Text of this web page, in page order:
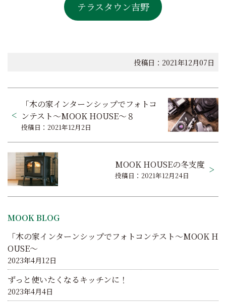
テラスタウン吉野
投稿日：2021年12月07日
稿
ナ
ビ
ゲ
ー
シ
ョ
ン
「木の家インターンシップでフォトコ
ンテスト～MOOK HOUSE～８
投稿日：2021年12月2日
MOOK HOUSEの冬支度
投稿日：2021年12月24日
MOOK BLOG
「木の家インターンシップでフォトコンテスト～MOOK H
OUSE～
2023年4月12日
ずっと使いたくなるキッチンに！
2023年4月4日